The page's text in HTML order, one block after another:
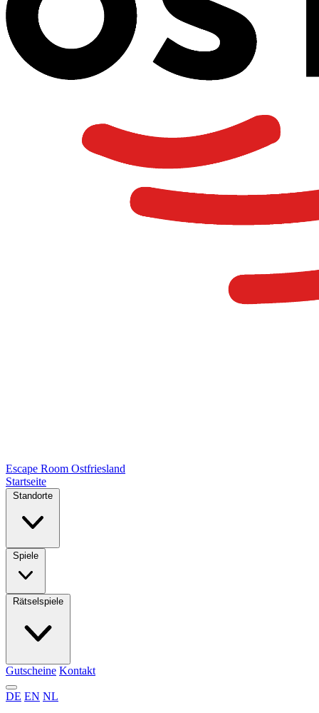
Escape Room Ostfriesland
Startseite
Standorte
Spiele
Rätselspiele
Gutscheine Kontakt
DE EN NL